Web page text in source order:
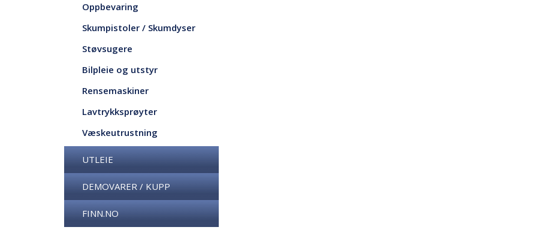
Oppbevaring
Skumpistoler / Skumdyser
Støvsugere
Bilpleie og utstyr
Rensemaskiner
Lavtrykksprøyter
Væskeutrustning
UTLEIE
DEMOVARER / KUPP
FINN.NO